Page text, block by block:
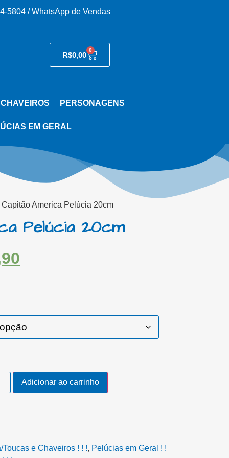
5804 / WhatsApp de Vendas
R$0,00
0
PERSONAGENS
EM GERAL
Capitão America Pelúcia 20cm
Pelúcia 20cm
Adicionar ao carrinho
e Chaveiros ! ! !, Pelúcias em Geral ! !